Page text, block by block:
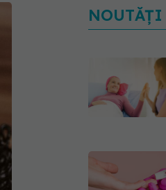
NOUTĂȚI